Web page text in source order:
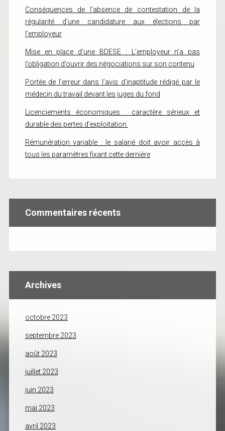
Conséquences de l’absence de contestation de la
régularité d’une candidature aux élections par
l’employeur
Mise en place d’une BDESE : L’employeur n’a pas
l’obligation d’ouvrir des négociations sur son contenu
Portée de l’erreur dans l’avis d’inaptitude rédigé par le
médecin du travail devant les juges du fond
Licenciements économiques : caractère sérieux et
durable des pertes d’exploitation
Rémunération variable : le salarié doit avoir accès à
tous les paramètres fixant cette dernière
Commentaires récents
Archives
octobre 2023
septembre 2023
août 2023
juillet 2023
juin 2023
mai 2023
avril 2023